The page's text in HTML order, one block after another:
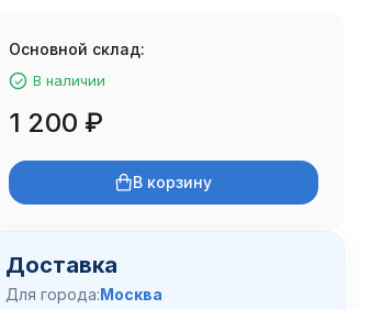
Основной склад:
В наличии
1 200 ₽
В корзину
Доставка
Для города:Москва